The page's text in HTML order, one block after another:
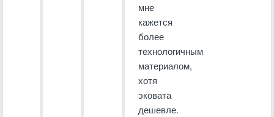
мне
кажется
более
технологичным
материалом,
хотя
эковата
дешевле.